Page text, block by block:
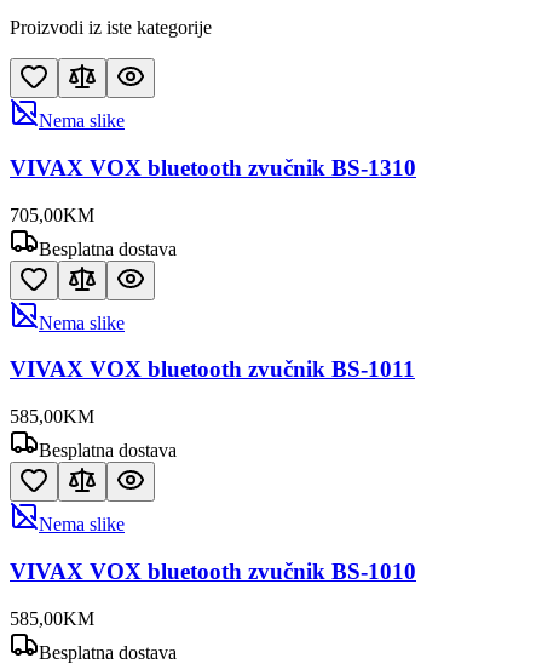
Proizvodi iz iste kategorije
Nema slike
VIVAX VOX bluetooth zvučnik BS-1310
705,00KM
Besplatna dostava
Nema slike
VIVAX VOX bluetooth zvučnik BS-1011
585,00KM
Besplatna dostava
Nema slike
VIVAX VOX bluetooth zvučnik BS-1010
585,00KM
Besplatna dostava